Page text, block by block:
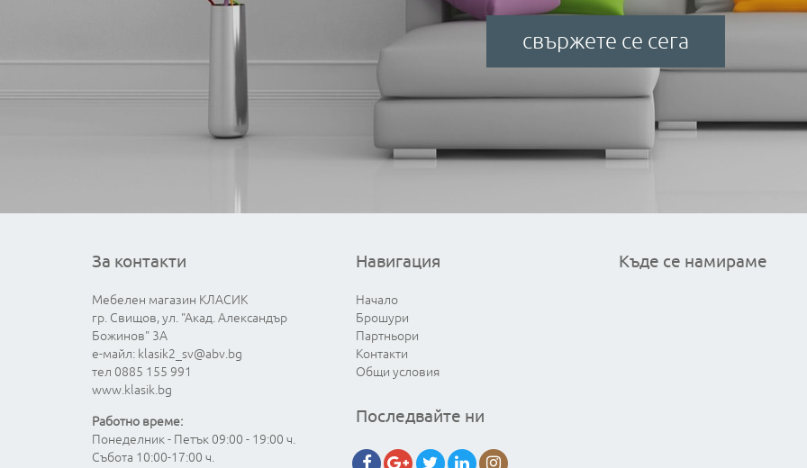
свържете се сега
За контакти
Мебелен магазин КЛАСИК
гр. Свищов, ул. "Акад. Александър
Божинов" 3А
е-майл: klasik2_sv@abv.bg
тел 0885 155 991
www.klasik.bg
Работно време:
Понеделник - Петък 09:00 - 19:00 ч.
Събота 10:00-17:00 ч.
Навигация
Начало
Брошури
Партньори
Контакти
Общи условия
Последвайте ни
Къде се намираме